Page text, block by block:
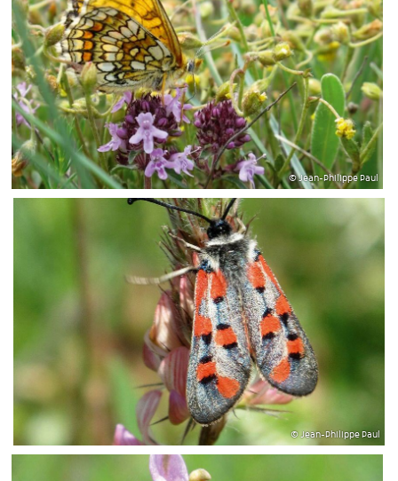
© Jean-Philippe Paul
© Jean-Philippe Paul